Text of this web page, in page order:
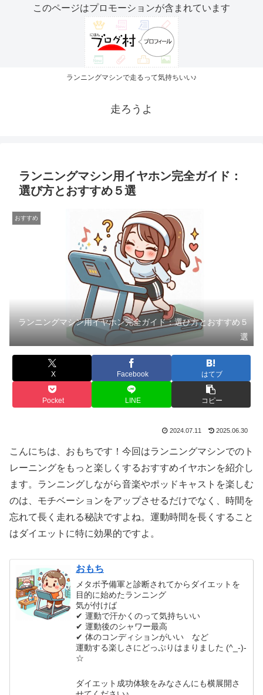
このページはプロモーションが含まれています
ランニングマシンで走るって気持ちいい♪
走ろうよ
ランニングマシン用イヤホン完全ガイド：
選び方とおすすめ５選
おすすめ
ランニングマシン用イヤホン完全ガイド：選び方とおすすめ５
選
X Facebook はてブ
Pocket LINE コピー
2024.07.11 2025.06.30
こんにちは、おもちです！今回はランニングマシンでのト
レーニングをもっと楽しくするおすすめイヤホンを紹介し
ます。ランニングしながら音楽やポッドキャストを楽しむ
のは、モチベーションをアップさせるだけでなく、時間を
忘れて長く走れる秘訣ですよね。運動時間を長くすること
はダイエットに特に効果的ですよ。
おもち
メタボ予備軍と診断されてからダイエットを
目的に始めたランニング
気が付けば
✔ 運動で汗かくのって気持ちいい
✔ 運動後のシャワー最高
✔ 体のコンディションがいい など
運動する楽しさにどっぷりはまりました (^_-)-
☆
ダイエット成功体験をみなさんにも横展開さ